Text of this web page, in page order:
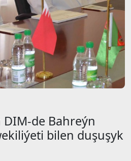
de Bahreýn
bilen duşuşyk